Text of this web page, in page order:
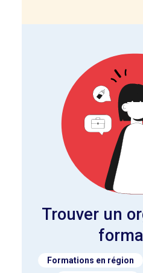
Trouver un organisme de
Formations en région